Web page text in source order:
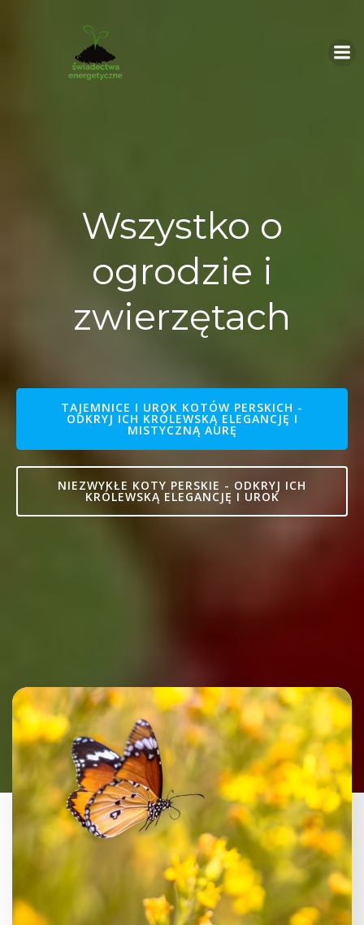
Wszystko o
ogrodzie i
zwierzętach
TAJEMNICE I UROK KOTÓW PERSKICH -
ODKRYJ ICH KRÓLEWSKĄ ELEGANCJĘ I
MISTYCZNĄ AURĘ
NIEZWYKŁE KOTY PERSKIE - ODKRYJ ICH
KRÓLEWSKĄ ELEGANCJĘ I UROK